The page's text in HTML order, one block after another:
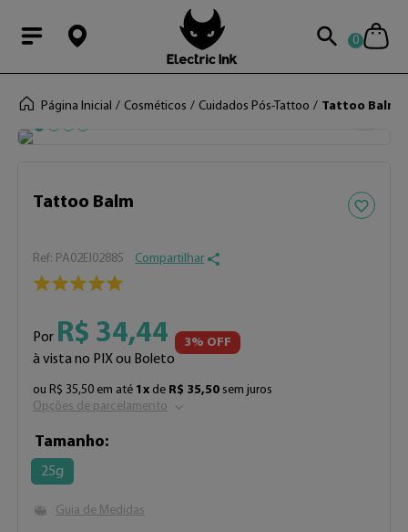
Modal0
Página Inicial Cosméticos Cuidados Pós-Tattoo Tattoo Balm
Tattoo Balm Adicionar
: PA02EI02885 Compartilhar
Por R$ 34,44
à vista no PIX ou Boleto
3% OFF
ou R$ 35,50 em até 1x de R$ 35,50 sem juros
Opções de parcelamento
Tamanho
25g
Guia de Medidas